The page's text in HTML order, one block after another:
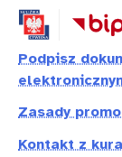
Przejdź
Przejdź
Dostępność
Podpisz
Zasady
Kontakt z